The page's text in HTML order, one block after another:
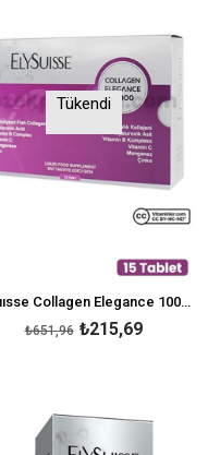
Tükendi
Elysuısse Collagen Elegance 10000 15 adet
₺215,69
₺651,96